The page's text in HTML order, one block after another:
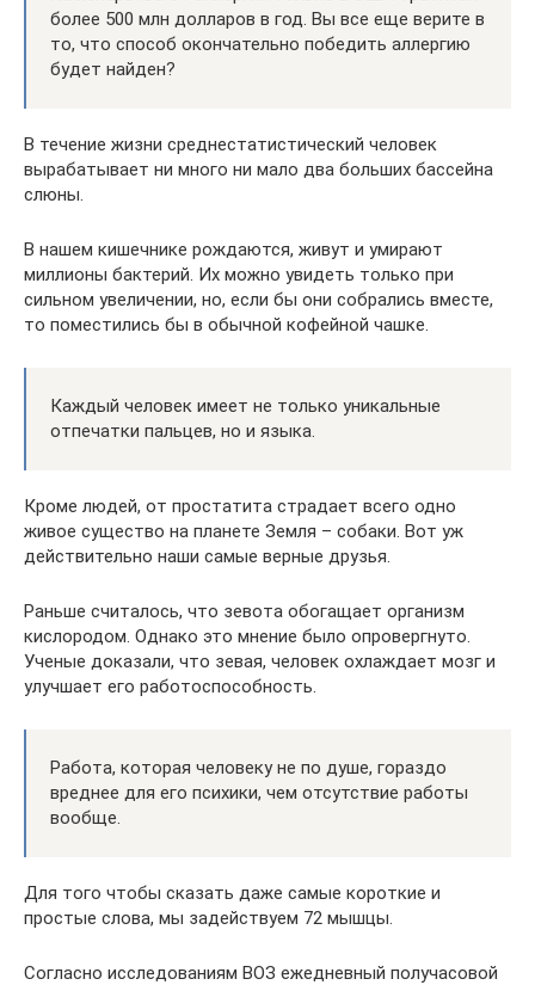
более 500 млн долларов в год. Вы все еще верите в
то, что способ окончательно победить аллергию
будет найден?
В течение жизни среднестатистический человек
вырабатывает ни много ни мало два больших бассейна
слюны.
В нашем кишечнике рождаются, живут и умирают
миллионы бактерий. Их можно увидеть только при
сильном увеличении, но, если бы они собрались вместе,
то поместились бы в обычной кофейной чашке.
Каждый человек имеет не только уникальные
отпечатки пальцев, но и языка.
Кроме людей, от простатита страдает всего одно
живое существо на планете Земля – собаки. Вот уж
действительно наши самые верные друзья.
Раньше считалось, что зевота обогащает организм
кислородом. Однако это мнение было опровергнуто.
Ученые доказали, что зевая, человек охлаждает мозг и
улучшает его работоспособность.
Работа, которая человеку не по душе, гораздо
вреднее для его психики, чем отсутствие работы
вообще.
Для того чтобы сказать даже самые короткие и
простые слова, мы задействуем 72 мышцы.
Согласно исследованиям ВОЗ ежедневный получасовой